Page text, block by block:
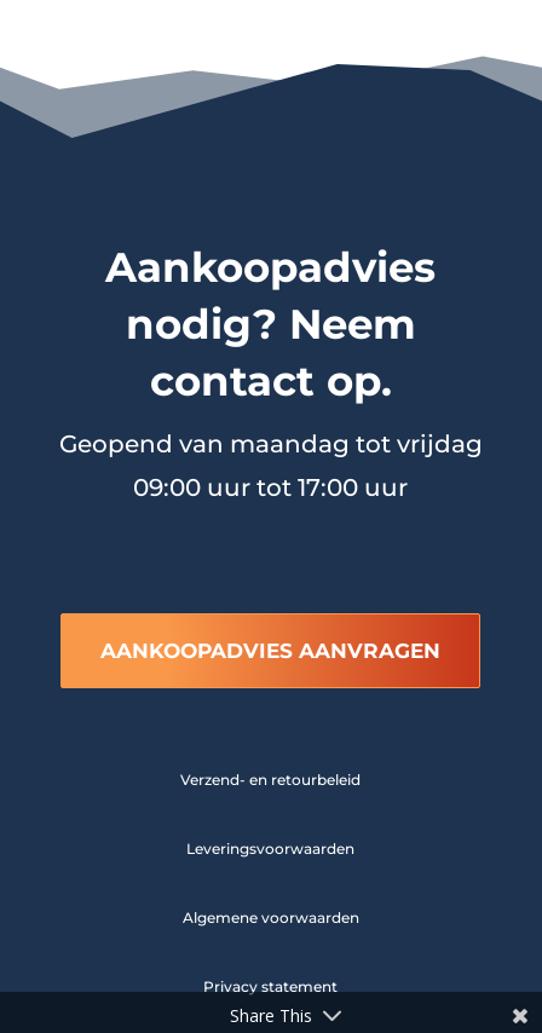
Aankoopadvies
nodig? Neem
contact op.
Geopend van maandag tot vrijdag
09:00 uur tot 17:00 uur
AANKOOPADVIES AANVRAGEN
Verzend- en retourbeleid
Leveringsvoorwaarden
Algemene voorwaarden
Privacy statement
Share This